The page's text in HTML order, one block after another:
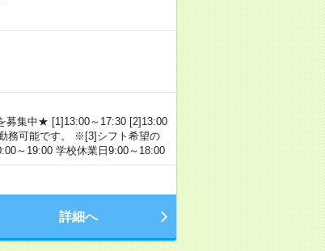
募集中★ [1]13:00～17:30 [2]13:00
務可能です。 ※[3]シフト希望の
～19:00 学校休業日9:00～18:00
詳細へ